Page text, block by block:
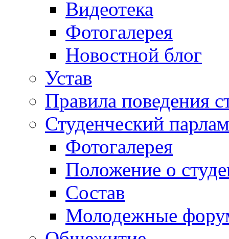
Видеотека
Фотогалерея
Новостной блог
Устав
Правила поведения
Студенческий
Фотогалерея
Положение о
Состав
Молодежные